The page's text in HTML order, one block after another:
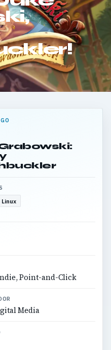
Linux
Point-and-Click
Media